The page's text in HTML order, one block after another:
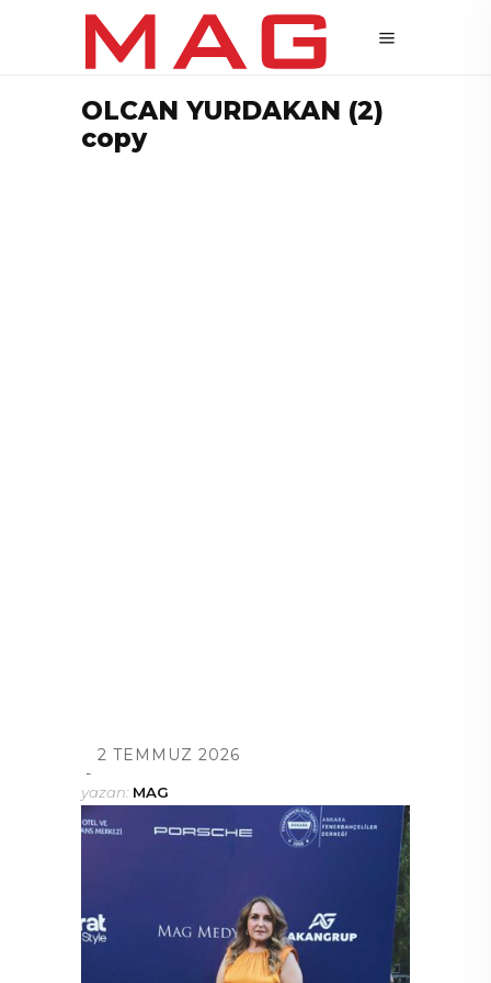
OLCAN YURDAKAN (2)
copy
2 TEMMUZ 2026
yazan: MAG